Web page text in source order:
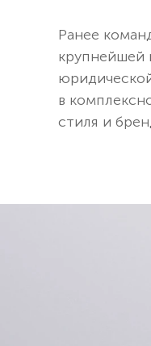
Ранее
крупнейшей
в
стиля и